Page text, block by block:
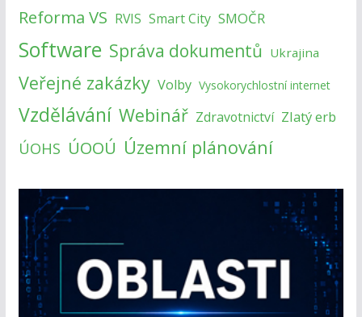
Reforma VS RVIS Smart City SMOČR
Software Správa dokumentů Ukrajina
Veřejné zakázky Volby Vysokorychlostní internet
Vzdělávání Webinář Zdravotnictví Zlatý erb
ÚOHS ÚOOÚ Územní plánování